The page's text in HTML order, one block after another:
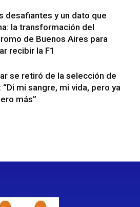
desafiantes y un dato que
la transformación del
de Buenos Aires para
recibir la F1
se retiró de la selección de
“Di mi sangre, mi vida, pero ya
más”